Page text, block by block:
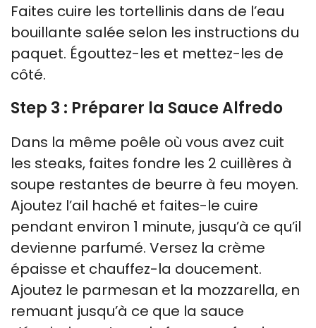
Faites cuire les tortellinis dans de l’eau
bouillante salée selon les instructions du
paquet. Égouttez-les et mettez-les de
côté.
Step 3 : Préparer la Sauce Alfredo
Dans la même poêle où vous avez cuit
les steaks, faites fondre les 2 cuillères à
soupe restantes de beurre à feu moyen.
Ajoutez l’ail haché et faites-le cuire
pendant environ 1 minute, jusqu’à ce qu’il
devienne parfumé. Versez la crème
épaisse et chauffez-la doucement.
Ajoutez le parmesan et la mozzarella, en
remuant jusqu’à ce que la sauce